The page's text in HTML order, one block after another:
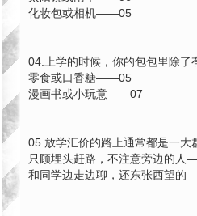
化妆包或相机——05
04.上学的时候，你的包包里除了
零食或口香糖——05
漫画书或小玩意——07
05.放学汇价的路上通常都是一大
只顾埋头赶路，不注意旁边的
和同学边走边聊，还东张西望